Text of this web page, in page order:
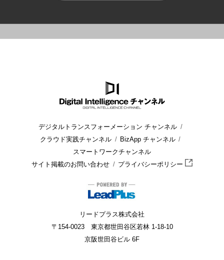
デジタルトランスフォーメーション チャンネル
クラウド実践チャンネル
BizApp チャンネル
スマートワークチャンネル
サイト掲載のお問い合わせ
プライバシーポリシー
リードプラス株式会社
〒154-0023 東京都世田谷区若林 1-18-10
京阪世田谷ビル 6F